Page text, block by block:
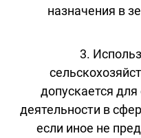
назначения в
3.
допускается
деятельности в
если иное не